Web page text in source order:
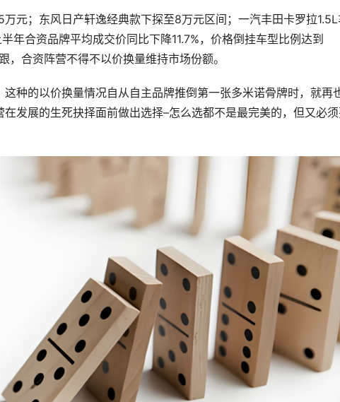
元；东风日产轩逸经典款下探至8万元区间；一汽丰田卡罗拉
合资品牌平均成交价同比下降11.7%，价格倒挂车型比例达到
合资阵营不得不以价换量维持市场份额。
种的以价换量情况自从自主品牌推倒第一张多米诺骨牌时，就再
发展的生死抉择面前做出选择–怎么选都不是最完美的，但又必